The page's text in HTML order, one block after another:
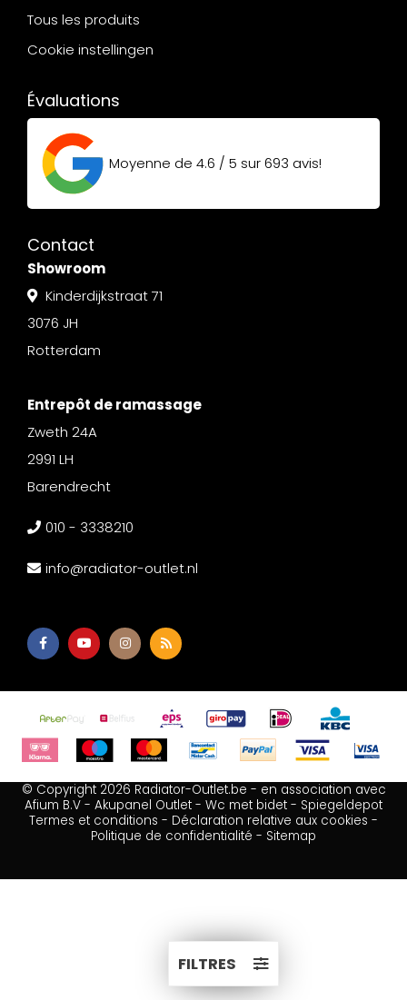
Tous les produits
Cookie instellingen
Évaluations
Moyenne de 4.6 / 5 sur693 avis!
Contact
Showroom
Kinderdijkstraat 71
3076 JH
Rotterdam
Entrepôt de ramassage
Zweth 24A
2991 LH
Barendrecht
010 - 3338210
info@radiator-outlet.nl
© Copyright 2026 Radiator-Outlet.be - en association avec
Afium B.V - Akupanel Outlet - Wc met bidet - Spiegeldepot
Termes et conditions - Déclaration relative aux cookies -
Politique de confidentialité - Sitemap
FILTRES